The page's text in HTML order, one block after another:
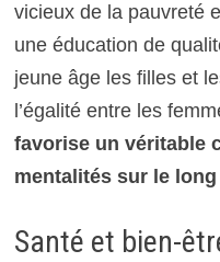
vicieux de la pauvreté
une éducation de
jeune âge les filles et
l’égalité entre les
favorise un véritable
mentalités sur le
Santé et bien-